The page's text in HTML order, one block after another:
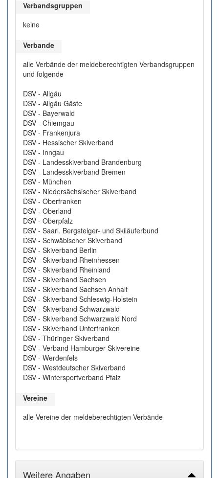
Verbandsgruppen
keine
Verbande
alle Verbände der meldeberechtigten Verbandsgruppen
und folgende
DSV - Allgäu
DSV - Allgäu Gäste
DSV - Bayerwald
DSV - Chiemgau
DSV - Frankenjura
DSV - Hessischer Skiverband
DSV - Inngau
DSV - Landesskiverband Brandenburg
DSV - Landesskiverband Bremen
DSV - München
DSV - Niedersächsischer Skiverband
DSV - Oberfranken
DSV - Oberland
DSV - Oberpfalz
DSV - Saarl. Bergsteiger- und Skiläuferbund
DSV - Schwäbischer Skiverband
DSV - Skiverband Berlin
DSV - Skiverband Rheinhessen
DSV - Skiverband Rheinland
DSV - Skiverband Sachsen
DSV - Skiverband Sachsen Anhalt
DSV - Skiverband Schleswig-Holstein
DSV - Skiverband Schwarzwald
DSV - Skiverband Schwarzwald Nord
DSV - Skiverband Unterfranken
DSV - Thüringer Skiverband
DSV - Verband Hamburger Skivereine
DSV - Werdenfels
DSV - Westdeutscher Skiverband
DSV - Wintersportverband Pfalz
Vereine
alle Vereine der meldeberechtigten Verbände
Weitere Angaben